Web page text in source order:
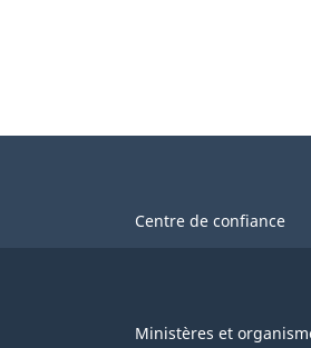
Centre de confiance
Ministères et